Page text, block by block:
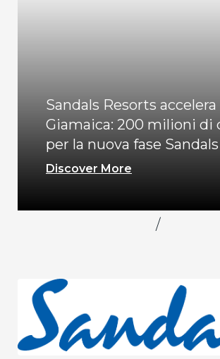
Sandals Resorts accelera
Giamaica: 200 milioni di
per la nuova fase
Discover More
/